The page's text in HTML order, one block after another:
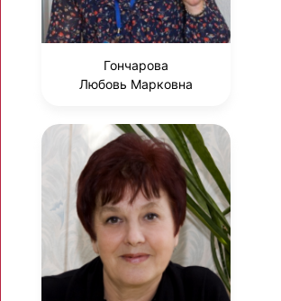
Гончарова
Любовь Марковна